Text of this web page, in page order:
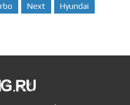
Next Hyundai